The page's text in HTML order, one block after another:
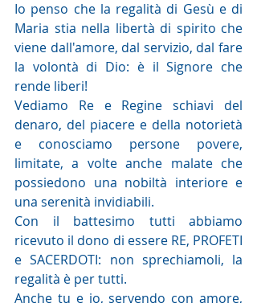
Io penso che la regalità di Gesù e di
Maria stia nella libertà di spirito che
viene dall'amore, dal servizio, dal fare
la volontà di Dio: è il Signore che
rende liberi!
Vediamo Re e Regine schiavi del
denaro, del piacere e della notorietà
e conosciamo persone povere,
limitate, a volte anche malate che
possiedono una nobiltà interiore e
una serenità invidiabili.
Con il battesimo tutti abbiamo
ricevuto il dono di essere RE, PROFETI
e SACERDOTI: non sprechiamoli, la
regalità è per tutti.
Anche tu e io, servendo con amore,